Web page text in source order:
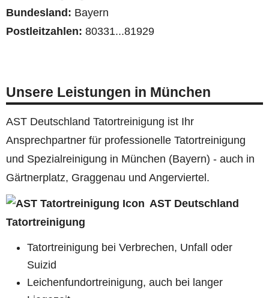
Bundesland: Bayern
Postleitzahlen: 80331...81929
Unsere Leistungen in München
AST Deutschland Tatortreinigung ist Ihr
Ansprechpartner für professionelle Tatortreinigung
und Spezialreinigung in München (Bayern) - auch in
Gärtnerplatz, Graggenau und Angerviertel.
AST Deutschland
Tatortreinigung
Tatortreinigung bei Verbrechen, Unfall oder
Suizid
Leichenfundortreinigung, auch bei langer